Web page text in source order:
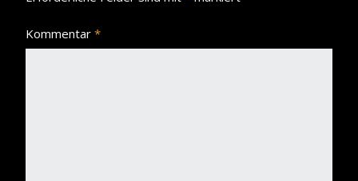
Kommentar *